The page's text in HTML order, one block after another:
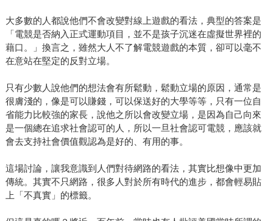
大多數的人都說他們不會改變對線上遊戲的看法，典型的答案是
「電競是否納入正式運動項目，並不是孩子沉迷在虛擬世界裡的
藉口。」換言之，雖然大人不了解電競遊戲的本質，卻可以毫不
在意站在堅定的反對立場。
只有少數人說他們的想法會有所鬆動，鬆動立場的原因，通常是
很膚淺的，像是可以賺錢，可以保送好的大學等等，只有一位自
省能力比較強的家長，說他之所以會改變立場，是因為自己向來
是一個總在追求社會認可的人，所以一旦社會認可電競，應該就
會去支持社會價值觀認為是好的、有用的事。
這場討論，讓我意識到人們對待網路的看法，其實比想像中更加
傳統。其實不只網路，很多人對於所有時代的進步，都會輕易貼
上「不真實」的標籤。